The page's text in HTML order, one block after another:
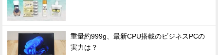
重量約999g、最新CPU搭載のビジネスPCの
実力は？